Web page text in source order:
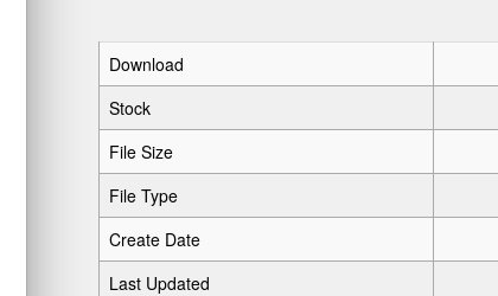
Download
Stock
File Size
File Type
Create Date
Last Updated